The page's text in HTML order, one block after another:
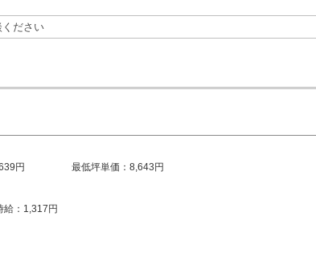
ださい
円 最低坪単価：8,643円
給：1,317円